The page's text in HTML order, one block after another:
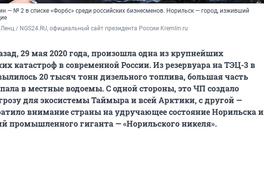
— № 2 в списке «Форбс» среди российских бизнесменов. Норильск — город, изживший
/ NGS24.RU, официальный сайт президента России Kremlin.ru
29 мая 2020 года, произошла одна из крупнейших
катастроф в современной России. Из резервуара на ТЭЦ-3 в
20 тысяч тонн дизельного топлива, большая часть
в местные водоемы. С одной стороны, это ЧП создало
для экосистемы Таймыра и всей Арктики, с другой —
внимание страны на удручающее состояние Норильска и
промышленного гиганта — «Норильского никеля».